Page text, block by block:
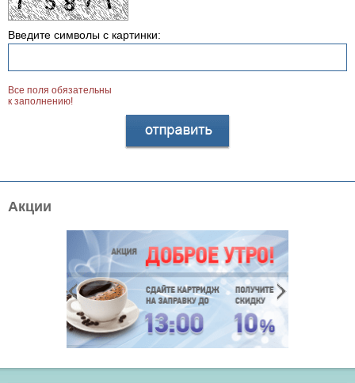
Акции
Введите символы с картинки:
Все поля обязательны
к заполнению!